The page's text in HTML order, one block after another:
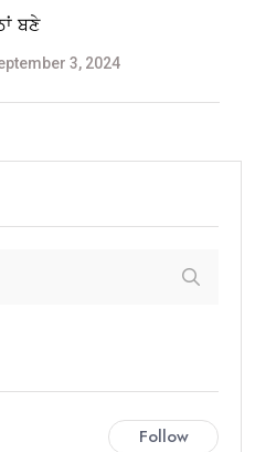
ਬਣੇ
3, 2024
Follow